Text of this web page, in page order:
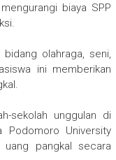
biaya SPP
olahraga, seni,
ini memberikan
sekolah unggulan di
Podomoro University
uang pangkal secara